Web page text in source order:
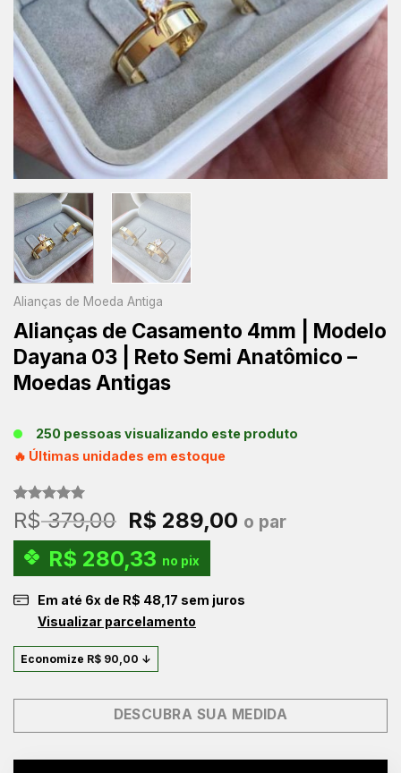
Alianças de Moeda Antiga
Alianças de Casamento 4mm | Modelo
Dayana 03 | Reto Semi Anatômico –
Moedas Antigas
250 pessoas visualizando este produto
🔥 Últimas unidades em estoque
Avaliado
como5.00
de 5, com
baseado em
1
avaliação
R$379,00 O
preço
original
era:
R$ 379,00.
R$ 289,00 O
R$ 289,00.
o par
R$ 280,33 no pix
Em até 6x de R$ 48,17 sem juros
Visualizar parcelamento
Economize R$ 90,00 ↓
DESCUBRA SUA MEDIDA